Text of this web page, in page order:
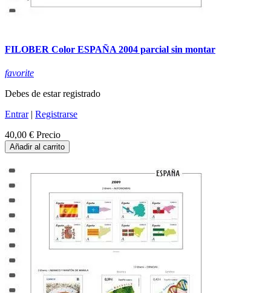
FILOBER Color ESPAÑA 2004 parcial sin montar
favorite
Debes de estar registrado
Entrar| Registrarse
40,00 € Precio
Añadir al carrito